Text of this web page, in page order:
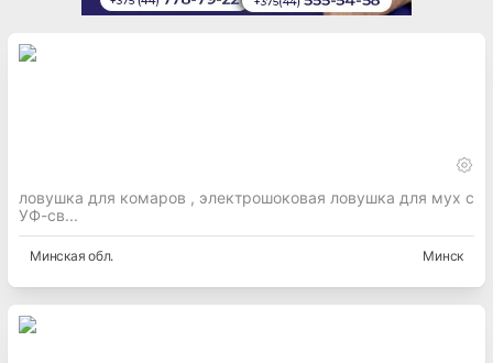
ловушка для комаров , электрошоковая ловушка для мух с
УФ-св...
Минская обл. Минск